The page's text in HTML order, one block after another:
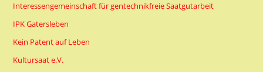
Interessengemeinschaft für gentechnikfreie Saatgutarbeit
IPK Gatersleben
Kein Patent auf Leben
Kultursaat e.V.